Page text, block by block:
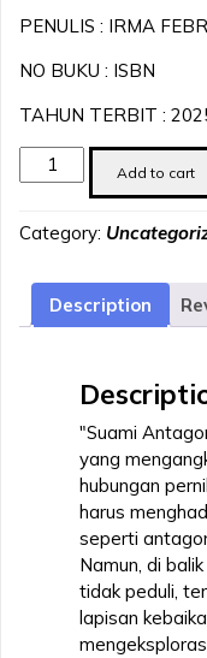
PENULIS : IRMA
NO BUKU : ISBN
TAHUN TERBIT :
Suami
Antagonis-
(
الشرير
Add to cart
Category:
Description
"Suami
yang
hubungan
harus
seperti
Namun, di
tidak peduli,
lapisan